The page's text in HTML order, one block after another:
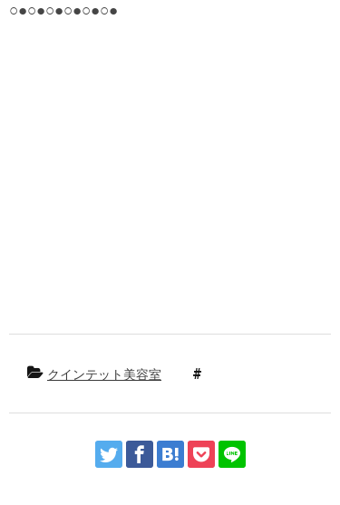
○●○●○●○●○●○●
クインテット美容室